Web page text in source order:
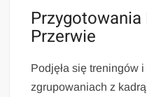
Przerwie
Podjęła się treningów
zgrupowaniach z